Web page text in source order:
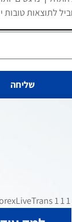
שליחה
לתוצאות טובות